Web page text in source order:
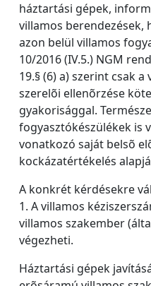
háztartási gépek,
villamos berendezések,
azon belül villamos
10/2016 (IV.5.) NGM
19.§ (6) a) szerint csak
szerelõi ellenõrzése
gyakorisággal.
fogyasztókészülékek is
vonatkozó saját belsõ
kockázatértékelés
A konkrét kérdésekre
1. A villamos
villamos szakember
végezheti.
Háztartási gépek